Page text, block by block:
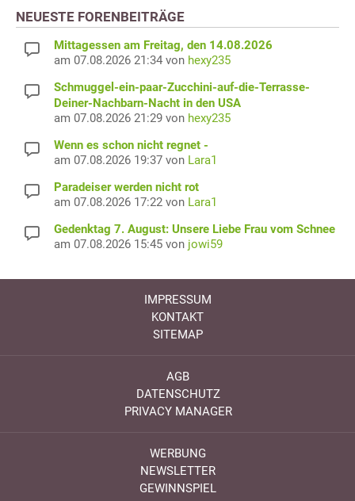
NEUESTE FORENBEITRÄGE
Mittagessen am Freitag, den 14.08.2026
am 07.08.2026 21:34 von hexy235
Schmuggel-ein-paar-Zucchini-auf-die-Terrasse-
Deiner-Nachbarn-Nacht in den USA
am 07.08.2026 21:29 von hexy235
Wenn es schon nicht regnet -
am 07.08.2026 19:37 von Lara1
Paradeiser werden nicht rot
am 07.08.2026 17:22 von Lara1
Gedenktag 7. August: Unsere Liebe Frau vom Schnee
am 07.08.2026 15:45 von jowi59
IMPRESSUM
KONTAKT
SITEMAP
AGB
DATENSCHUTZ
PRIVACY MANAGER
WERBUNG
NEWSLETTER
GEWINNSPIEL